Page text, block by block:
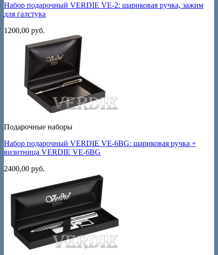
Набор подарочный VERDIE VE-2: шариковая ручка, зажим
для галстука
1200,00 руб.
Подарочные наборы
Набор подарочный VERDIE VE-6BG: шариковая ручка +
визитница VERDIE VE-6BG
2400,00 руб.